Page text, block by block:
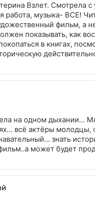
Взлет. Смотрела
работа, музыка- ВСЕ!
фильм,
показывать, как
в книгах,
на одном дыхании...
всё актёры молодцы,
знать
может будет